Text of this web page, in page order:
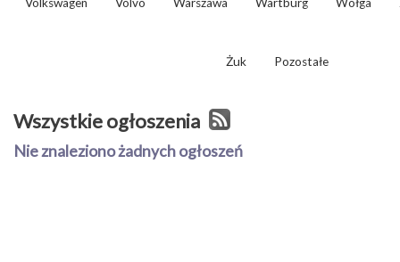
Żuk Pozostałe
Wszystkie ogłoszenia
Nie znaleziono żadnych ogłoszeń